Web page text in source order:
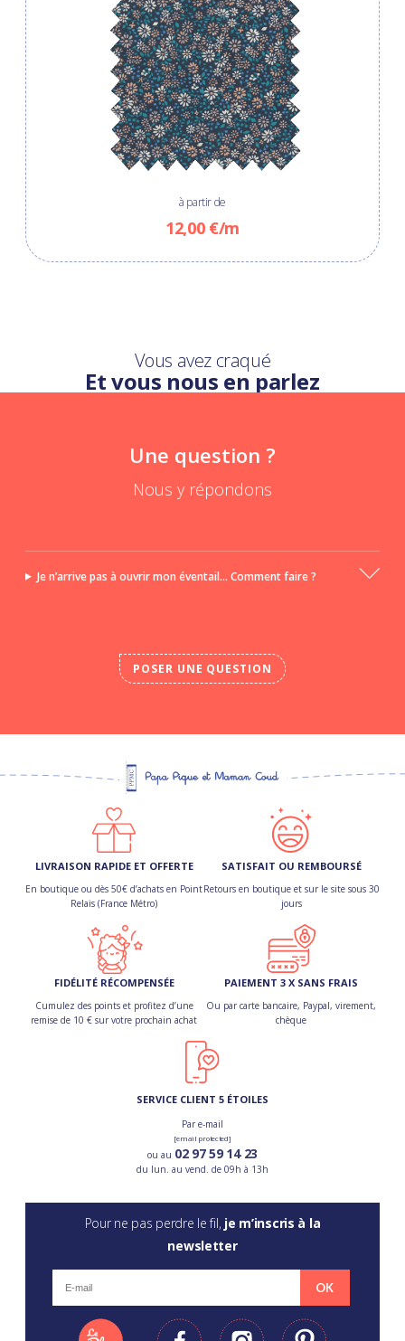
à partir de
12,00 €/m
Vous avez craqué
Et vous nous en parlez
Une question ?
Nous y répondons
Je n’arrive pas à ouvrir mon éventail... Comment faire ?
POSER UNE QUESTION
LIVRAISON RAPIDE ET OFFERTE
En boutique ou dès 50€ d’achats en Point
Relais (France Métro)
SATISFAIT OU REMBOURSÉ
Retours en boutique et sur le site sous 30
jours
FIDÉLITÉ RÉCOMPENSÉE
Cumulez des points et profitez d’une
remise de 10 € sur votre prochain achat
PAIEMENT 3 X SANS FRAIS
Ou par carte bancaire, Paypal, virement,
chèque
SERVICE CLIENT 5 ÉTOILES
Par e-mail
[email protected]
ou au 02 97 59 14 23
du lun. au vend. de 09h à 13h
Pour ne pas perdre le fil, je m’inscris à la
newsletter
OK